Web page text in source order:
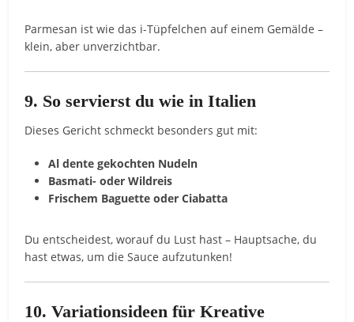
Parmesan ist wie das i-Tüpfelchen auf einem Gemälde –
klein, aber unverzichtbar.
9. So servierst du wie in Italien
Dieses Gericht schmeckt besonders gut mit:
Al dente gekochten Nudeln
Basmati- oder Wildreis
Frischem Baguette oder Ciabatta
Du entscheidest, worauf du Lust hast – Hauptsache, du
hast etwas, um die Sauce aufzutunken!
10. Variationsideen für Kreative